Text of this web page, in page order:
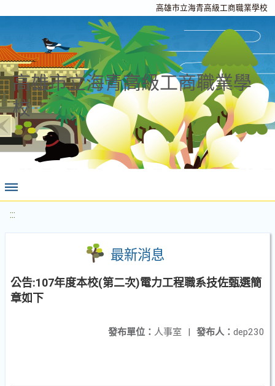
高雄市立海青高級工商職業學校
高雄市立海青高級工商職業學
校
:::
最新消息
公告:107年度本校(第二次)電力工程職系技佐甄選簡
章如下
發布人： dep230
發布單位： 人事室 |